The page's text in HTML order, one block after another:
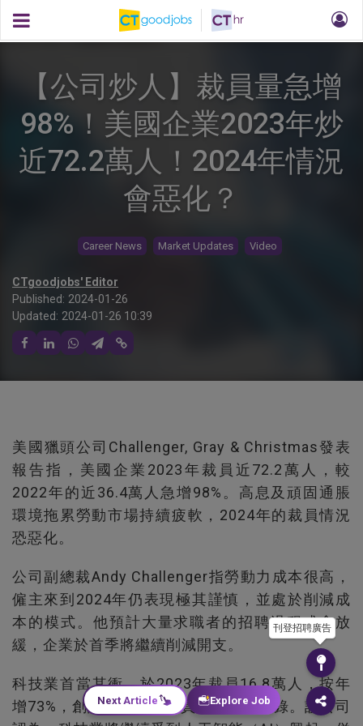
【公司炒人】裁員量急增
98%！美國企業2023年炒
近72.2萬人！2024年情況
會惡化？
Career News Market Updates Video
CTgoodjobs' Editor
Published: 2024-01-26
Updated: 2024-01-26 10:39
美國獵頭公司Challenger, Gray & Christmas發表
報告指，美國企業2023年裁員近72.2萬人，較
2022年的近36.4萬人急增98%。高息及頑固通脹
環境拖累勞動市場持續疲軟，2024年的裁員情況
恐惡化。
公司副總裁Andy Challenger指勞動力成本很高，
僱主來到2024年仍表現極其謹慎，並處於削減成
本的模式。他預計大量求職者的招聘過程或會放
緩，企業於首季將繼續削減開支。
科技業首當其衝，於2023年裁員16.8萬人，按年
增73%，創該行業年度裁員人數次高紀錄。該公司
刊登招聘廣告
Next Article Explore Job